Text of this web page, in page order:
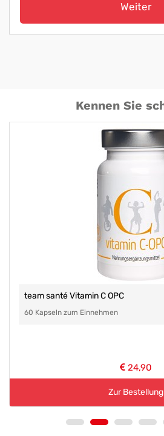
Weiter
Kennen Sie
team santé Vitamin C OPC
60 Kapseln zum Einnehmen
24,90
Zur Bestellung